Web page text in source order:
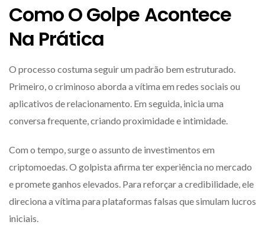
Como O Golpe Acontece
Na Prática
O processo costuma seguir um padrão bem estruturado.
Primeiro, o criminoso aborda a vítima em redes sociais ou
aplicativos de relacionamento. Em seguida, inicia uma
conversa frequente, criando proximidade e intimidade.
Com o tempo, surge o assunto de investimentos em
criptomoedas. O golpista afirma ter experiência no mercado
e promete ganhos elevados. Para reforçar a credibilidade, ele
direciona a vítima para plataformas falsas que simulam lucros
iniciais.